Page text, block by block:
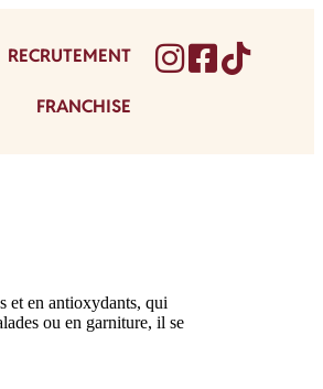
RECRUTEMENT
FRANCHISE
et en antioxydants, qui
ou en garniture, il se